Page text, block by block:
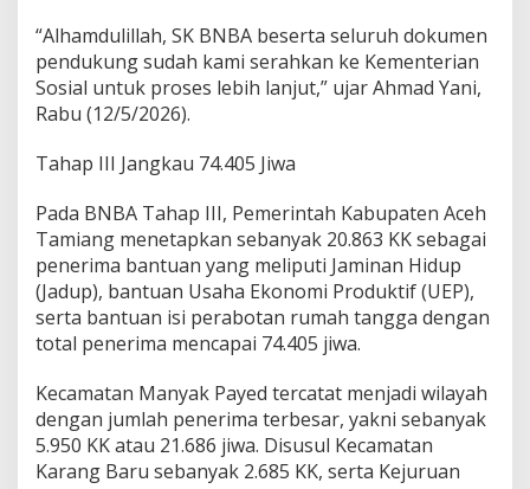
n
P
a
s
c
a
e
c
a
n
a
“Alhamdulillah, SK BNBA beserta seluruh dokumen
pendukung sudah kami serahkan ke Kementerian
Sosial untuk proses lebih lanjut,” ujar Ahmad Yani,
Rabu (12/5/2026).
Tahap III Jangkau 74.405 Jiwa
Pada BNBA Tahap III, Pemerintah Kabupaten Aceh
Tamiang menetapkan sebanyak 20.863 KK sebagai
penerima bantuan yang meliputi Jaminan Hidup
(Jadup), bantuan Usaha Ekonomi Produktif (UEP),
serta bantuan isi perabotan rumah tangga dengan
total penerima mencapai 74.405 jiwa.
Kecamatan Manyak Payed tercatat menjadi wilayah
dengan jumlah penerima terbesar, yakni sebanyak
5.950 KK atau 21.686 jiwa. Disusul Kecamatan
Karang Baru sebanyak 2.685 KK, serta Kejuruan